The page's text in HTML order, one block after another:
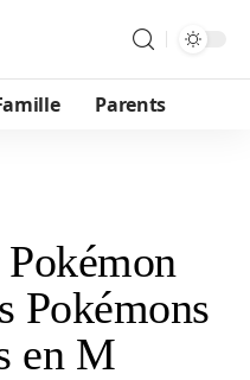
Parents
Pokémon
Pokémons
en M